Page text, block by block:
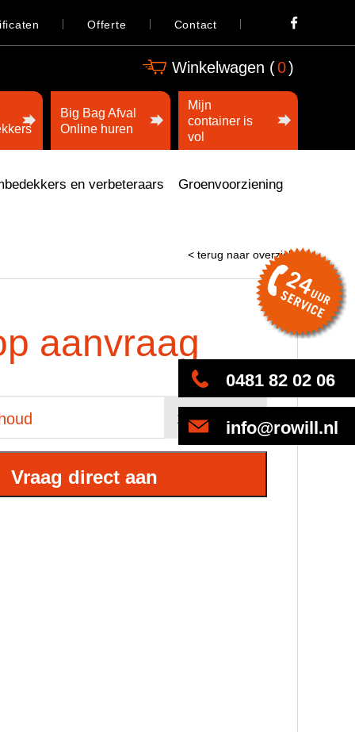
Offerte Contact
Winkelwagen (0)
Big Bag Afval
Online huren
Mijn
container is
vol
en verbeteraars Groenvoorziening
0481 82 02 06
info@rowill.nl
< terug naar overzicht
aanvraag